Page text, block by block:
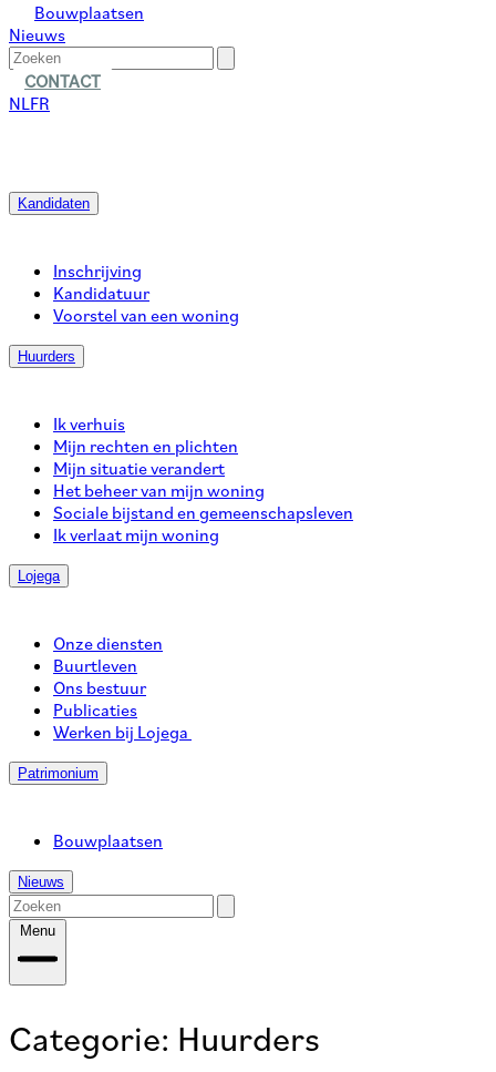
Bouwplaatsen
Nieuws
CONTACT
NLFR
Kandidaten
Inschrijving
Kandidatuur
Voorstel van een woning
Huurders
Ik verhuis
Mijn rechten en plichten
Mijn situatie verandert
Het beheer van mijn woning
Sociale bijstand en gemeenschapsleven
Ik verlaat mijn woning
Lojega
Onze diensten
Buurtleven
Ons bestuur
Publicaties
Werken bij Lojega
Patrimonium
Bouwplaatsen
Nieuws
Menu
Categorie: Huurders